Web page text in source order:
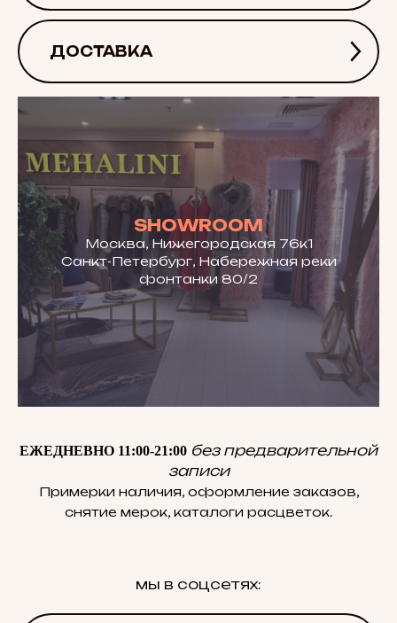
ДОСТАВКА
SHOWROOM
Москва, Нижегородская 76к1
Санкт-Петербург, Набережная реки
фонтанки 80/2
ЕЖЕДНЕВНО 11:00-21:00 без предварительной
записи
Примерки наличия, оформление заказов,
снятие мерок, каталоги расцветок.
мы в соцсетях: